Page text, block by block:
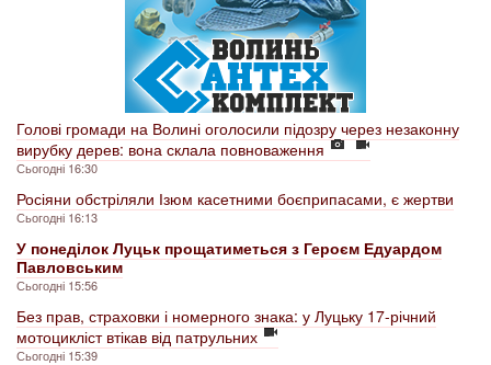
Голові громади на Волині оголосили підозру через незаконну
вирубку дерев: вона склала повноваження
Сьогодні 16:30
Росіяни обстріляли Ізюм касетними боєприпасами, є жертви
Сьогодні 16:13
У понеділок Луцьк прощатиметься з Героєм Едуардом
Павловським
Сьогодні 15:56
Без прав, страховки і номерного знака: у Луцьку 17-річний
мотоцикліст втікав від патрульних
Сьогодні 15:39